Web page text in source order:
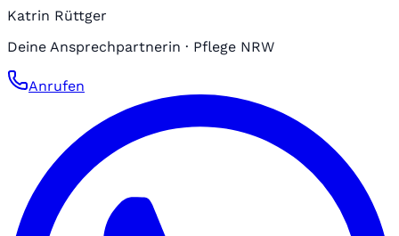
Katrin Rüttger
Deine Ansprechpartnerin · Pflege NRW
Anrufen